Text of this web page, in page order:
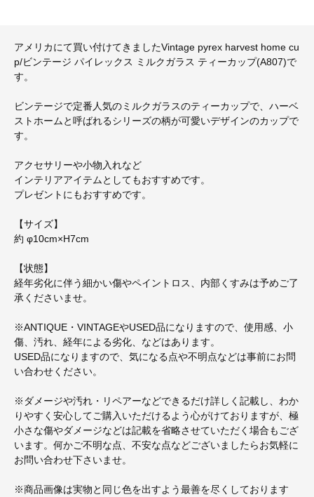
アメリカにて買い付けてきましたVintage pyrex harvest home cu
p/ビンテージ パイレックス ミルクガラス ティーカップ(A807)で
す。
ビンテージで定番人気のミルクガラスのティーカップで、ハーベ
ストホームと呼ばれるシリーズの柄が可愛いデザインのカップで
す。
アクセサリーや小物入れなど
インテリアアイテムとしてもおすすめです。
プレゼントにもおすすめです。
【サイズ】
約 φ10cm×H7cm
【状態】
経年劣化に伴う細かい傷やペイントロス、内部くすみは予めご了
承くださいませ。
※ANTIQUE・VINTAGEやUSED品になりますので、使用感、小
傷、汚れ、経年による劣化、などはあります。
USED品になりますので、気になる点や不明点などは事前にお問
い合わせください。
※ダメージや汚れ・リペアーなどできるだけ詳しく記載し、わか
りやすく安心してご購入いただけるよう心がけておりますが、極
小さな傷やダメージなどは記載を省略させていただく場合もござ
います。何かご不明な点、不安な点などございましたらお気軽に
お問い合わせ下さいませ。
※商品画像は実物と同じ色を出すよう最善を尽くしております